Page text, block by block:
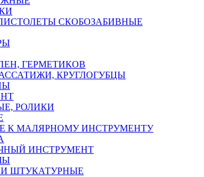
СКОБОЗАБИВНЫЕ
ГЕРМЕТИКОВ
КРУГЛОГУБЦЫ
РОЛИКИ
К МАЛЯРНОМУ ИНСТРУМЕНТУ
ИНСТРУМЕНТ
ШТУКАТУРНЫЕ